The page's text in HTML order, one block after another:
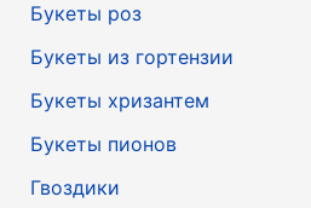
Букеты роз
Букеты из гортензии
Букеты хризантем
Букеты пионов
Гвоздики